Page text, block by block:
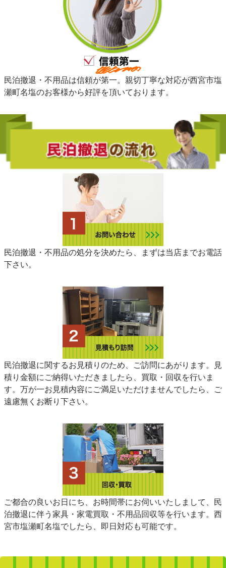
民泊撤退・不用品は信頼が第一。親切丁寧な対応が西宮市塩
瀬町名塩のお客様から好評を頂いております。
民泊撤退・不用品の処分を決めたら、まずは当店までお電話
下さい。
民泊撤退に関するお見積りのため、ご訪問にあがります。見
積り金額にご納得いただきましたら、買取・回収を行いま
す。万が一お見積内容にご満足いただけませんでしたら、ご
遠慮無くお断り下さい。
ご都合の良いお日にち、お時間帯にお伺いいたしまして、民
泊撤退に伴う家具・家電買取・不用品回収等を行います。西
宮市塩瀬町名塩でしたら、即日対応も可能です。